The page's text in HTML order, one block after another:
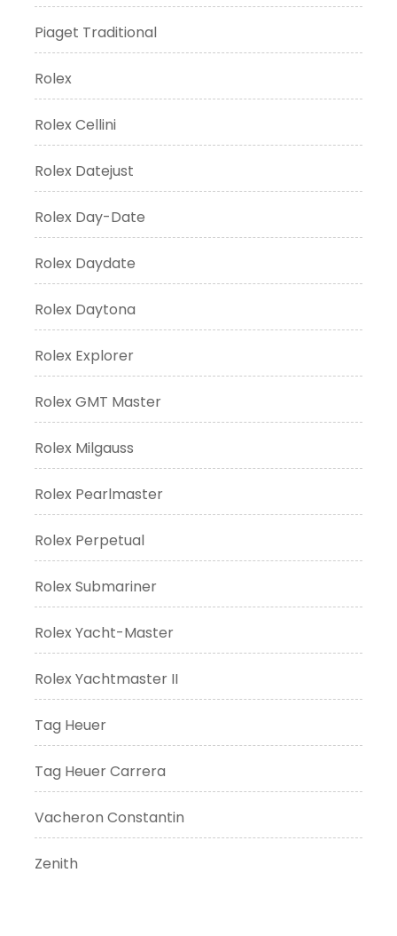
Piaget Traditional
Rolex
Rolex Cellini
Rolex Datejust
Rolex Day-Date
Rolex Daydate
Rolex Daytona
Rolex Explorer
Rolex GMT Master
Rolex Milgauss
Rolex Pearlmaster
Rolex Perpetual
Rolex Submariner
Rolex Yacht-Master
Rolex Yachtmaster II
Tag Heuer
Tag Heuer Carrera
Vacheron Constantin
Zenith